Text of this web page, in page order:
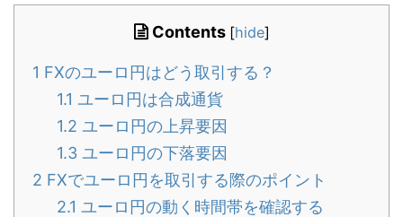
Contents [hide]
1 FXのユーロ円はどう取引する？
1.1 ユーロ円は合成通貨
1.2 ユーロ円の上昇要因
1.3 ユーロ円の下落要因
2 FXでユーロ円を取引する際のポイント
2.1 ユーロ円の動く時間帯を確認する